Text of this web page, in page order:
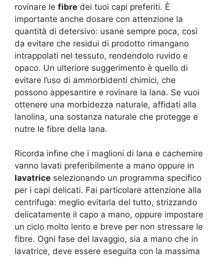
rovinare le fibre dei tuoi capi preferiti. È
importante anche dosare con attenzione la
quantità di detersivo: usane sempre poca, così
da evitare che residui di prodotto rimangano
intrappolati nel tessuto, rendendolo ruvido e
opaco. Un ulteriore suggerimento è quello di
evitare l’uso di ammorbidenti chimici, che
possono appesantire e rovinare la lana. Se vuoi
ottenere una morbidezza naturale, affidati alla
lanolina, una sostanza naturale che protegge e
nutre le fibre della lana.
Ricorda infine che i maglioni di lana e cachemire
vanno lavati preferibilmente a mano oppure in
lavatrice selezionando un programma specifico
per i capi delicati. Fai particolare attenzione alla
centrifuga: meglio evitarla del tutto, strizzando
delicatamente il capo a mano, oppure impostare
un ciclo molto lento e breve per non stressare le
fibre. Ogni fase del lavaggio, sia a mano che in
lavatrice, deve essere eseguita con la massima